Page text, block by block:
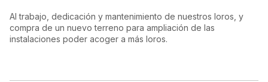
Al trabajo, dedicación y mantenimiento de nuestros loros, y
compra de un nuevo terreno para ampliación de las
instalaciones poder acoger a más loros.